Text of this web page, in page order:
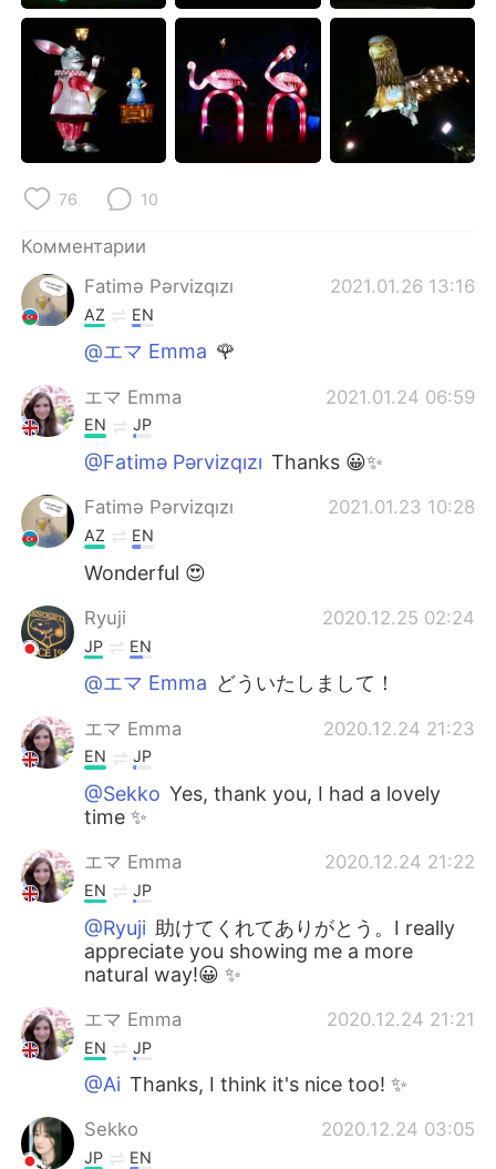
76 10
Комментарии
Fatimə Pərvizqızı
2021.01.26 13:16
AZ EN
@エマ Emma 🌹
エマ Emma 2021.01.24 06:59
EN JP
@Fatimə Pərvizqızı Thanks 😀✨
Fatimə Pərvizqızı 2021.01.23 10:28
AZ EN
Wonderful 😍
Ryuji 2020.12.25 02:24
JP EN
@エマ Emma どういたしまして！
エマ Emma 2020.12.24 21:23
EN JP
@Sekko Yes, thank you, I had a lovely
time ✨
エマ Emma 2020.12.24 21:22
EN JP
@Ryuji 助けてくれてありがとう。I really
appreciate you showing me a more
natural way!😀 ✨
エマ Emma 2020.12.24 21:21
EN JP
@Ai Thanks, I think it's nice too! ✨
Sekko 2020.12.24 03:05
JP EN